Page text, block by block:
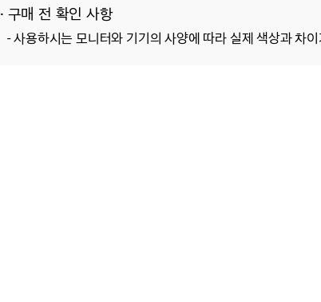
· 구매 전 확인 사항
-사용하시는 모니터와 기기의 사양에 따라 실제 색상과 차